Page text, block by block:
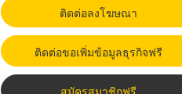
ติดต่อลงโฆษณา
ติดต่อขอเพิ่มข้อมูลธุรกิจฟรี
สมัครสมาชิกฟรี